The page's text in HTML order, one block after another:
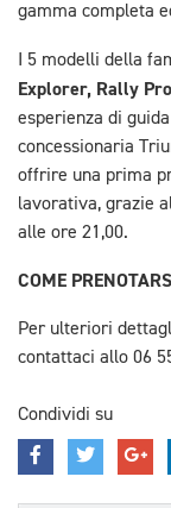
gamma completa
I 5 modelli della
Explorer, Rally
esperienza di
concessionaria
offrire una prima
lavorativa, grazie
alle ore 21,00.
COME
Per ulteriori
contattaci allo 06
Condividi su